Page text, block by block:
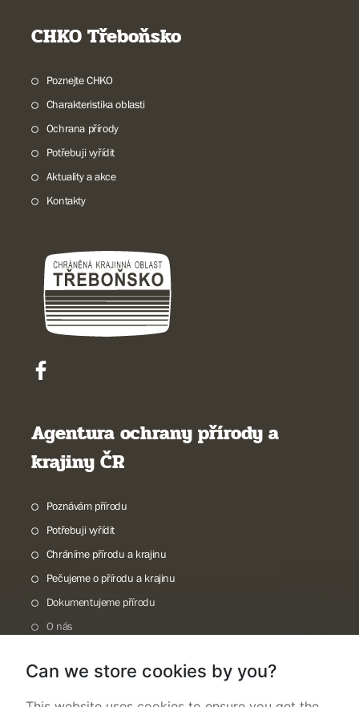
CHKO Třeboňsko
Poznejte CHKO
Charakteristika oblasti
Ochrana přírody
Potřebuji vyřídit
Aktuality a akce
Kontakty
Agentura ochrany přírody a
krajiny ČR
Poznávám přírodu
Potřebuji vyřídit
Chráníme přírodu a krajinu
Pečujeme o přírodu a krajinu
Dokumentujeme přírodu
O nás
Can we store cookies by you?